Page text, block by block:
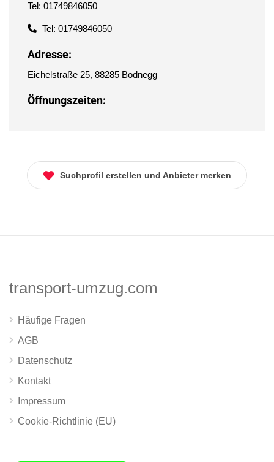
Tel: 01749846050
Tel: 01749846050
Adresse:
Eichelstraße 25, 88285 Bodnegg
Öffnungszeiten:
Suchprofil erstellen und Anbieter merken
transport-umzug.com
Häufige Fragen
AGB
Datenschutz
Kontakt
Impressum
Cookie-Richtlinie (EU)